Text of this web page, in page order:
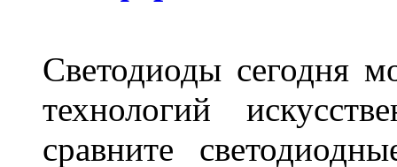
Светодиоды сегодня
технологий
сравните